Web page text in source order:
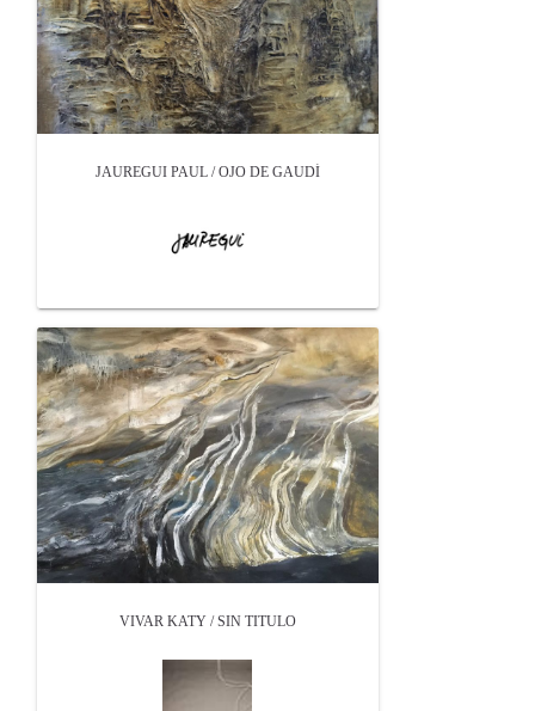
JAUREGUI PAUL / OJO DE GAUDÍ
VIVAR KATY / SIN TITULO